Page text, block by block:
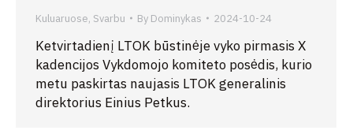
Kuluaruose, Svarbu By Dominykas 2024-10-24
Ketvirtadienį LTOK būstinėje vyko pirmasis X
kadencijos Vykdomojo komiteto posėdis, kurio
metu paskirtas naujasis LTOK generalinis
direktorius Einius Petkus.